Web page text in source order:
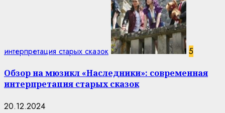
интерпретация старых сказок 5
Обзор на мюзикл «Наследники»: современная
интерпретация старых сказок
20.12.2024